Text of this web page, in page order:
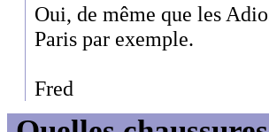
Oui, de même que les
Paris par exemple.
Fred